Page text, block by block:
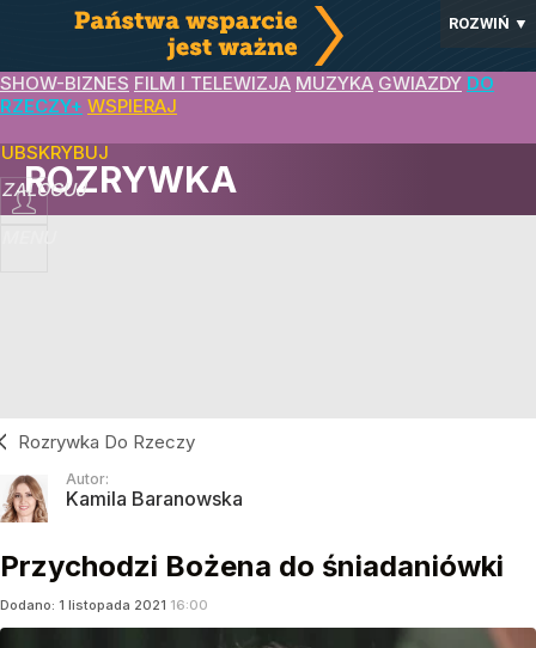
ROZWIŃ ▼
SHOW-BIZNES FILM I TELEWIZJA MUZYKA GWIAZDY DO
RZECZY+ WSPIERAJ
ZALOGUJ
ROZRYWKA
Rozrywka Do Rzeczy
Autor:
Kamila Baranowska
Przychodzi Bożena do śniadaniówki
Dodano: 1 listopada 2021 16:00